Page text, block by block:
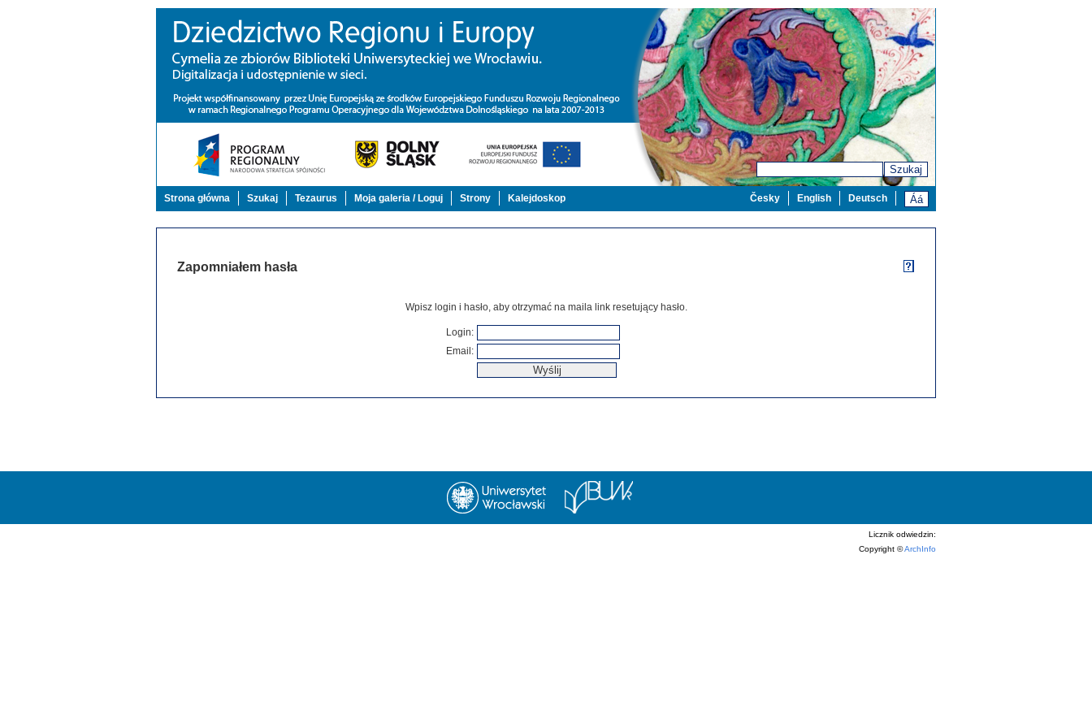
Szukaj
Strona główna Szukaj Tezaurus Moja galeria / Loguj Strony Kalejdoskop Deutsch
English
Česky
Zapomniałem hasła
Wpisz login i hasło, aby otrzymać na maila link resetujący hasło.
Login:
Email :
Licznik odwiedzin:
Copyright ©ArchInfo